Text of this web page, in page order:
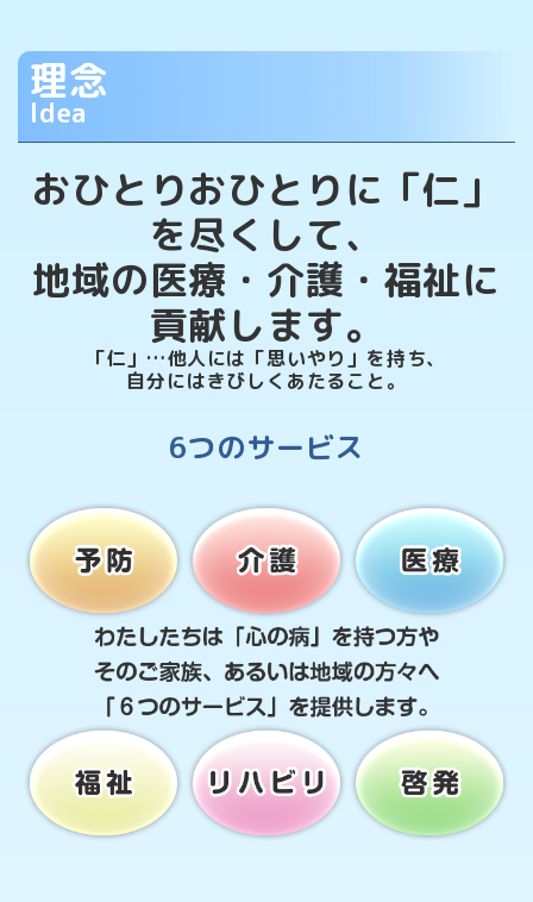
理念
Idea
おひとりおひとりに「仁」
を尽くして、
地域の医療・介護・福祉に
貢献します。
「仁」…他人には「思いやり」を持ち、
自分にはきびしくあたること。
6つのサービス